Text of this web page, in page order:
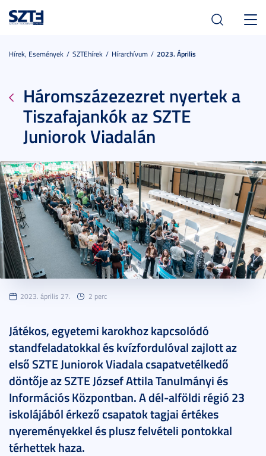
Hírek, Események SZTEhírek Hírarchívum 2023. Április
Háromszázezezret nyertek a
Tiszafajankók az SZTE
Juniorok Viadalán
2023. április 27. 2 perc
Játékos, egyetemi karokhoz kapcsolódó
standfeladatokkal és kvízfordulóval zajlott az
első SZTE Juniorok Viadala csapatvetélkedő
döntője az SZTE József Attila Tanulmányi és
Információs Központban. A dél-alföldi régió 23
iskolájából érkező csapatok tagjai értékes
nyereményekkel és plusz felvételi pontokkal
térhettek haza.